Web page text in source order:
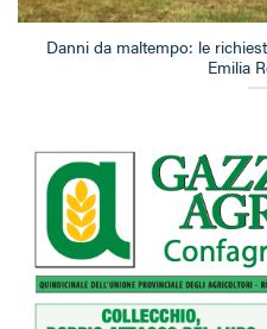
Danni da maltempo: le
Emilia